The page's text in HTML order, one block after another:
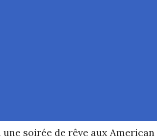
une soirée de rêve aux